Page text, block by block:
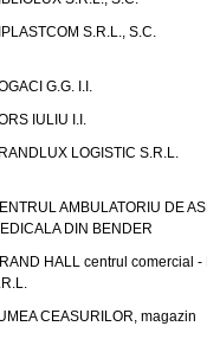
S.R.L., S.C.
G.G. I.I.
IULIU I.I.
LOGISTIC S.R.L.
AMBULATORIU DE
DIN BENDER
HALL centrul comercial -
CEASURILOR, magazin